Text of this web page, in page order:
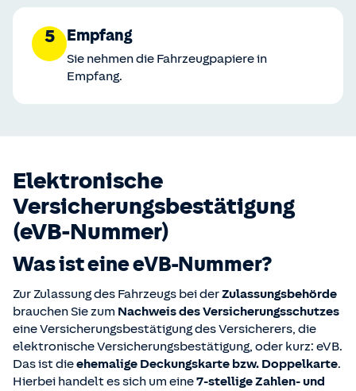
5 Empfang
Sie nehmen die Fahrzeugpapiere in
Empfang.
Elektronische
Versicherungsbestätigung
(eVB-Nummer)
Was ist eine eVB-Nummer?
Zur Zulassung des Fahrzeugs bei derZulassungsbehörde
brauchen Sie zum Nachweis des Versicherungsschutzes
eine Versicherungsbestätigung des Versicherers, die
elektronische Versicherungsbestätigung, oder kurz: eVB.
Das ist dieehemalige Deckungskarte bzw. Doppelkarte.
Hierbei handelt es sich um eine7-stellige Zahlen- und